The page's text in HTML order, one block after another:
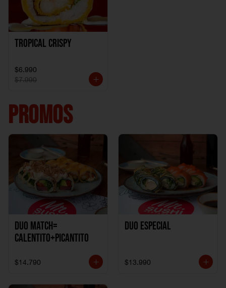
Tropical crispy
$6.990
$7.990
PROMOS
DUO MATCH=
CALENTITO+PICANTITO
$14.790
Duo especial
$13.990